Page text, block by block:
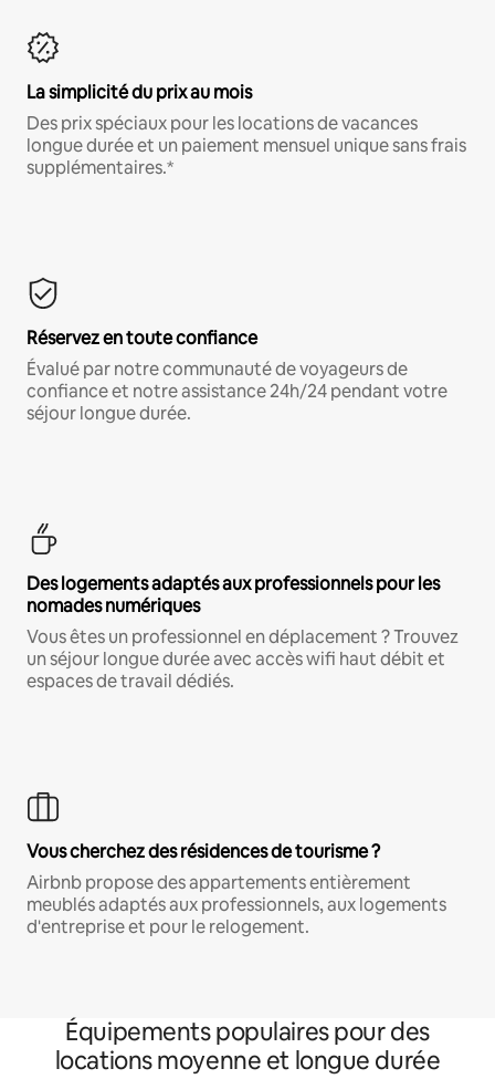
La simplicité du prix au mois
Des prix spéciaux pour les locations de vacances
longue durée et un paiement mensuel unique sans frais
supplémentaires.*
Réservez en toute confiance
Évalué par notre communauté de voyageurs de
confiance et notre assistance 24h/24 pendant votre
séjour longue durée.
Des logements adaptés aux professionnels pour les
nomades numériques
Vous êtes un professionnel en déplacement ? Trouvez
un séjour longue durée avec accès wifi haut débit et
espaces de travail dédiés.
Vous cherchez des résidences de tourisme ?
Airbnb propose des appartements entièrement
meublés adaptés aux professionnels, aux logements
d'entreprise et pour le relogement.
Équipements populaires pour des
locations moyenne et longue durée